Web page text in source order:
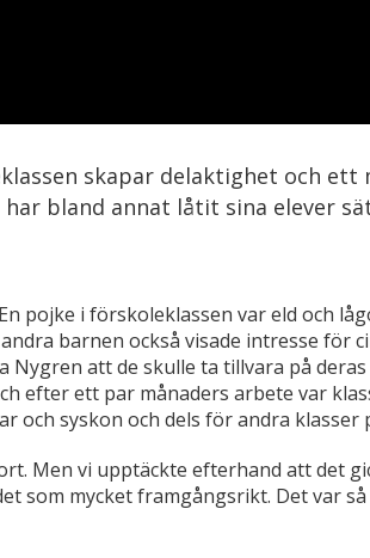
skapar delaktighet och ett
har bland annat låtit sina elever
pojke i förskoleklassen var eld och
barnen också visade intresse för
Nygren att de skulle ta tillvara på
efter ett par månaders arbete var
och syskon och dels för andra klasser
Men vi upptäckte efterhand att det
som mycket framgångsrikt. Det var